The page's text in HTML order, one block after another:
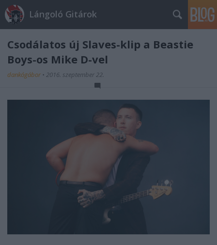
Lángoló Gitárok
Csodálatos új Slaves-klip a Beastie
Boys-os Mike D-vel
dankógábor • 2016. szeptember 22.